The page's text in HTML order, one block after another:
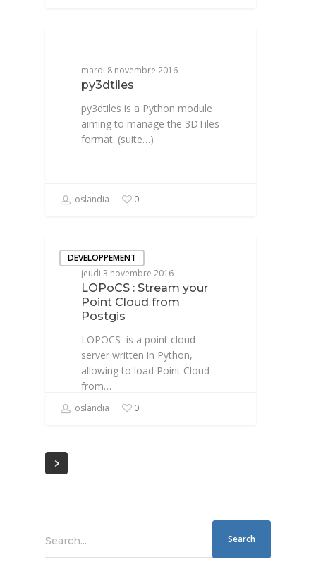
mardi 8 novembre 2016
py3dtiles
py3dtiles is a Python module
aiming to manage the 3DTiles
format. (suite…)
oslandia 0
DEVELOPPEMENT
jeudi 3 novembre 2016
LOPoCS : Stream your
Point Cloud from
Postgis
LOPOCS is a point cloud
server written in Python,
allowing to load Point Cloud
from…
oslandia 0
Search...